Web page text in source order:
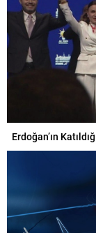
Erdoğan’ın